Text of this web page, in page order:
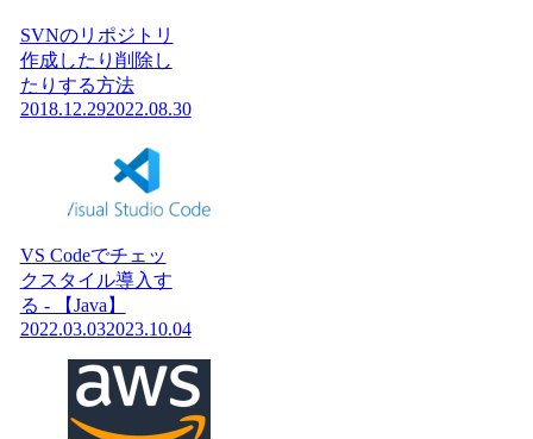
SVNのリポジトリ
作成したり削除し
たりする方法
2018.12.292022.08.30
VS Codeでチェッ
クスタイル導入す
る - 【Java】
2022.03.032023.10.04